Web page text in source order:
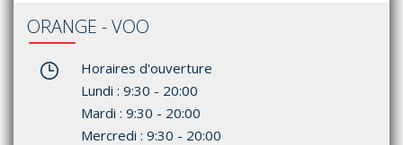
ORANGE - VOO
Horaires d'ouverture
Lundi : 9:30 - 20:00
Mardi : 9:30 - 20:00
Mercredi : 9:30 - 20:00